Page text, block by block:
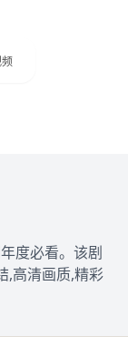
度必看。该剧
,高清画质,精彩